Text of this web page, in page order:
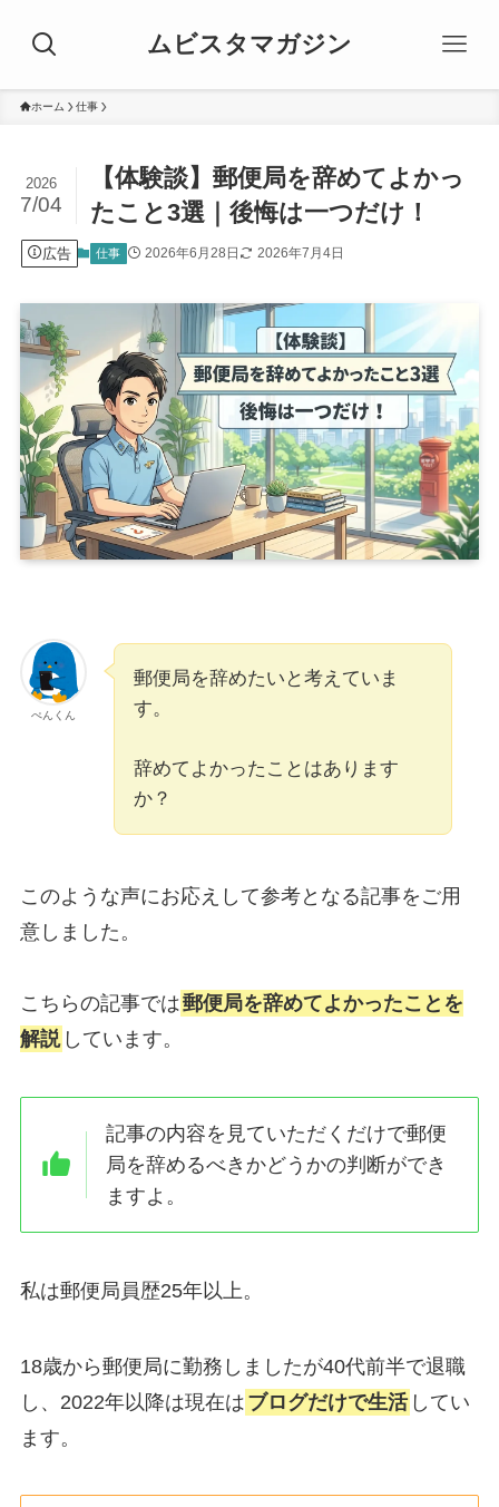
ムビスタマガジン
ホーム 仕事
【体験談】郵便局を辞めてよかっ
たこと3選｜後悔は一つだけ！
2026
7/04
広告 仕事 2026年6月28日 2026年7月4日
ぺんくん
郵便局を辞めたいと考えていま
す。
辞めてよかったことはあります
か？
このような声にお応えして参考となる記事をご用
意しました。
こちらの記事では郵便局を辞めてよかったこと を
解説 しています。
記事の内容を見ていただくだけで郵便
局を辞めるべきかどうかの判断ができ
ますよ。
私は郵便局員歴25年以上。
18歳から郵便局に勤務しましたが40代前半で退職
し、2022年以降は現在は ブログだけで生活 してい
ます。